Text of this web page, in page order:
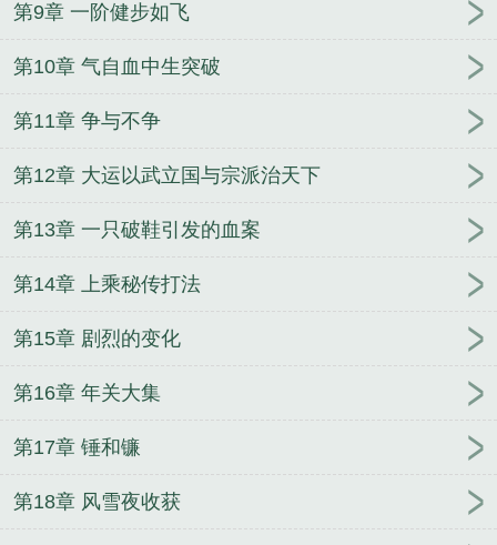
第9章 一阶健步如飞
第10章 气自血中生突破
第11章 争与不争
第12章 大运以武立国与宗派治天下
第13章 一只破鞋引发的血案
第14章 上乘秘传打法
第15章 剧烈的变化
第16章 年关大集
第17章 锤和镰
第18章 风雪夜收获